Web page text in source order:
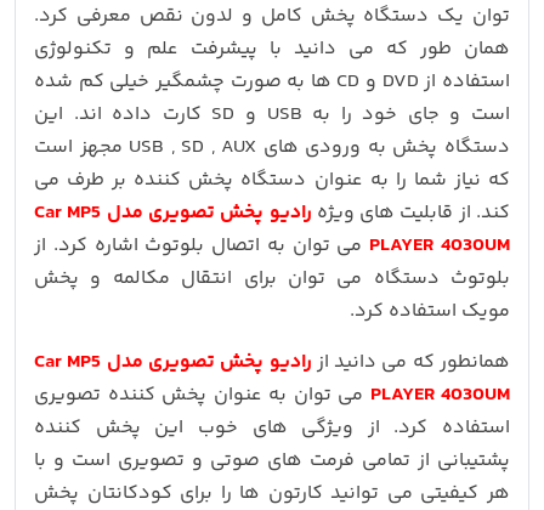
توان یک دستگاه پخش کامل و لدون نقص معرفی کرد.
همان طور که می دانید با پیشرفت علم و تکنولوژی
استفاده از DVD و CD ها به صورت چشمگیر خیلی کم شده
است و جای خود را به USB و SD کارت داده اند. این
دستگاه پخش به ورودی های USB , SD , AUX مجهز است
که نیاز شما را به عنوان دستگاه پخش کننده بر طرف می
کند. از قابلیت های ویژه
رادیو پخش تصویری مدل Car MP5
PLAYER 4030UM می توان به اتصال بلوتوث اشاره کرد. از
بلوتوث دستگاه می توان برای انتقال مکالمه و پخش
مویک استفاده کرد.
همانطور که می دانید از
رادیو پخش تصویری مدل Car MP5
PLAYER 4030UM می توان به عنوان پخش کننده تصویری
استفاده کرد. از ویژگی های خوب این پخش کننده
پشتیبانی از تمامی فرمت های صوتی و تصویری است و با
هر کیفیتی می توانید کارتون ها را برای کودکانتان پخش